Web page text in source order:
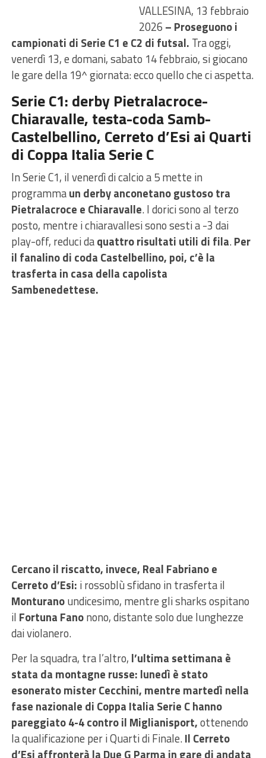
VALLESINA, 13 febbraio
2026 – Proseguono i
campionati di Serie C1 e C2 di futsal. Tra oggi,
venerdì 13, e domani, sabato 14 febbraio, si giocano
le gare della 19^ giornata: ecco quello che ci aspetta.
Serie C1: derby Pietralacroce-
Chiaravalle, testa-coda Samb-
Castelbellino, Cerreto d’Esi ai Quarti
di Coppa Italia Serie C
In Serie C1, il venerdì di calcio a 5 mette in
programmaun derby anconetano gustoso tra
Pietralacroce e Chiaravalle. I dorici sono al terzo
posto, mentre i chiaravallesi sono sesti a -3 dai
play-off, reduci daquattro risultati utili di fila.Per
il fanalino di coda Castelbellino, poi, c’è la
trasferta in casa della capolista
Sambenedettese.
Cercano il riscatto, invece, Real Fabriano e
Cerreto d’Esi: i rossoblù sfidano in trasferta il
Monturanoundicesimo, mentre gli sharks ospitano
il Fortuna Fanonono, distante solo due lunghezze
dai violanero.
Per la squadra, tra l’altro, l’ultima settimana è
stata da montagne russe: lunedì è stato
esonerato mister Cecchini, mentre martedì nella
fase nazionale di Coppa Italia Serie C hanno
pareggiato 4-4 contro il Miglianisport,ottenendo
la qualificazione per i Quarti di Finale.Il Cerreto
d’Esi affronterà la Due G Parma in gare di andata